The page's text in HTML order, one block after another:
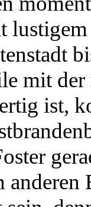
mit der
ist,